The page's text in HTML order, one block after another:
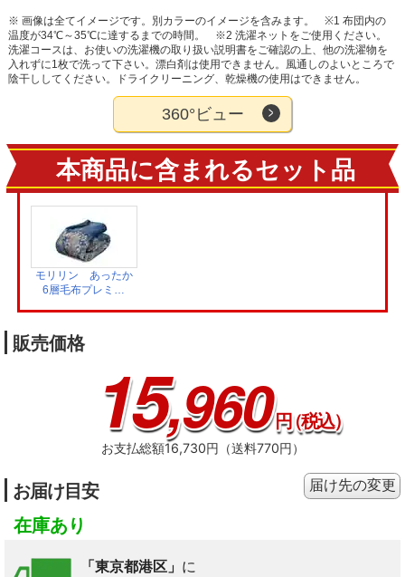
※ 画像は全てイメージです。別カラーのイメージを含みます。
※1 布団内の
温度が34℃～35℃に達するまでの時間。
※2 洗濯ネットをご使用ください。
洗濯コースは、お使いの洗濯機の取り扱い説明書をご確認の上、他の洗濯物を
入れずに1枚で洗って下さい。漂白剤は使用できません。風通しのよいところで
陰干ししてください。ドライクリーニング、乾燥機の使用はできません。
360°ビュー
本商品に含まれるセット品
モリリン あったか
6層毛布プレミア
販売価格
15,960円（税込）
お支払総額16,730円（送料770円）
お届け目安
在庫あり
「東京都港区」 に
届け先の変更